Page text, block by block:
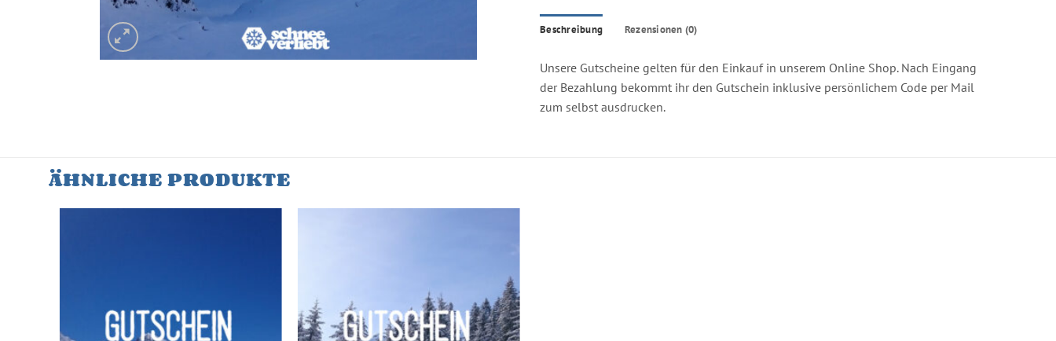
Beschreibung Rezensionen (0)
Unsere Gutscheine gelten für den Einkauf in unserem Online Shop. Nach Eingang
der Bezahlung bekommt ihr den Gutschein inklusive persönlichem Code per Mail
zum selbst ausdrucken.
ÄHNLICHE PRODUKTE